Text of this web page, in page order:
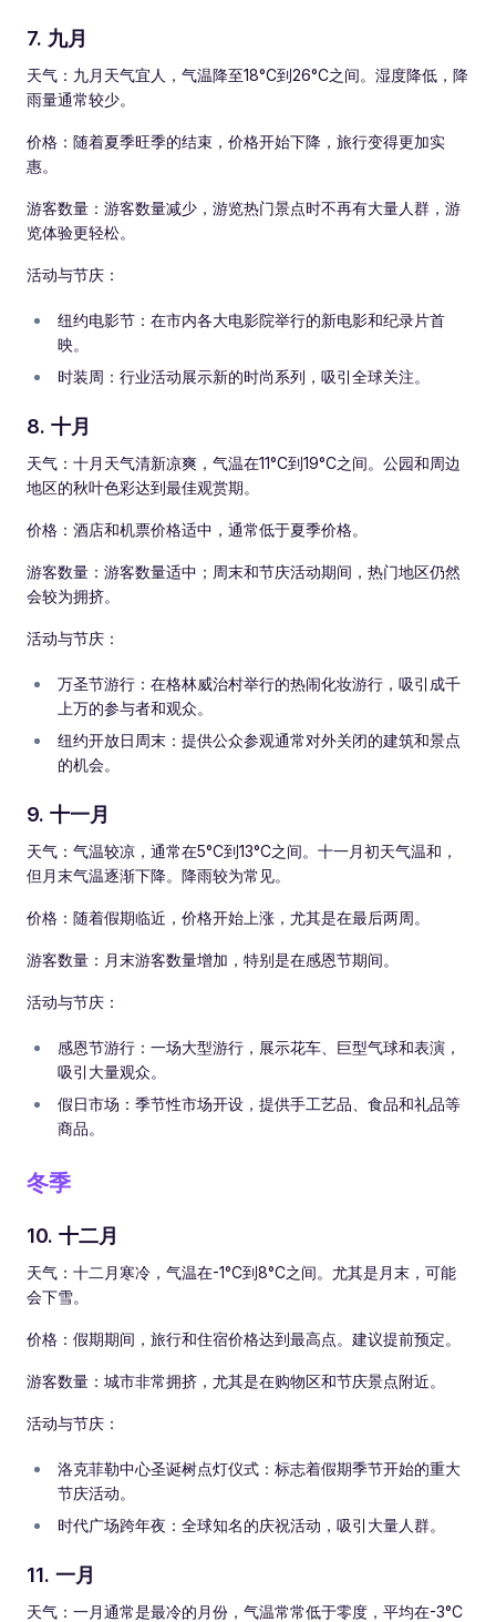
7. 九月
天气：九月天气宜人，气温降至18°C到26°C之间。湿度降低，降
雨量通常较少。
价格：随着夏季旺季的结束，价格开始下降，旅行变得更加实
惠。
游客数量：游客数量减少，游览热门景点时不再有大量人群，游
览体验更轻松。
活动与节庆：
纽约电影节：在市内各大电影院举行的新电影和纪录片首
映。
时装周：行业活动展示新的时尚系列，吸引全球关注。
8. 十月
天气：十月天气清新凉爽，气温在11°C到19°C之间。公园和周边
地区的秋叶色彩达到最佳观赏期。
价格：酒店和机票价格适中，通常低于夏季价格。
游客数量：游客数量适中；周末和节庆活动期间，热门地区仍然
会较为拥挤。
活动与节庆：
万圣节游行：在格林威治村举行的热闹化妆游行，吸引成千
上万的参与者和观众。
纽约开放日周末：提供公众参观通常对外关闭的建筑和景点
的机会。
9. 十一月
天气：气温较凉，通常在5°C到13°C之间。十一月初天气温和，
但月末气温逐渐下降。降雨较为常见。
价格：随着假期临近，价格开始上涨，尤其是在最后两周。
游客数量：月末游客数量增加，特别是在感恩节期间。
活动与节庆：
感恩节游行：一场大型游行，展示花车、巨型气球和表演，
吸引大量观众。
假日市场：季节性市场开设，提供手工艺品、食品和礼品等
商品。
冬季
10. 十二月
天气：十二月寒冷，气温在-1°C到8°C之间。尤其是月末，可能
会下雪。
价格：假期期间，旅行和住宿价格达到最高点。建议提前预定。
游客数量：城市非常拥挤，尤其是在购物区和节庆景点附近。
活动与节庆：
洛克菲勒中心圣诞树点灯仪式：标志着假期季节开始的重大
节庆活动。
时代广场跨年夜：全球知名的庆祝活动，吸引大量人群。
11. 一月
天气：一月通常是最冷的月份，气温常常低于零度，平均在-3°C